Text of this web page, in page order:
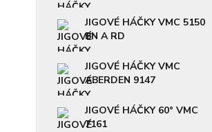
JIGOVÉ HÁČKY VMC 5150
BN A RD
JIGOVÉ HÁČKY VMC
ABERDEN 9147
JIGOVÉ HÁČKY 60° VMC
7161